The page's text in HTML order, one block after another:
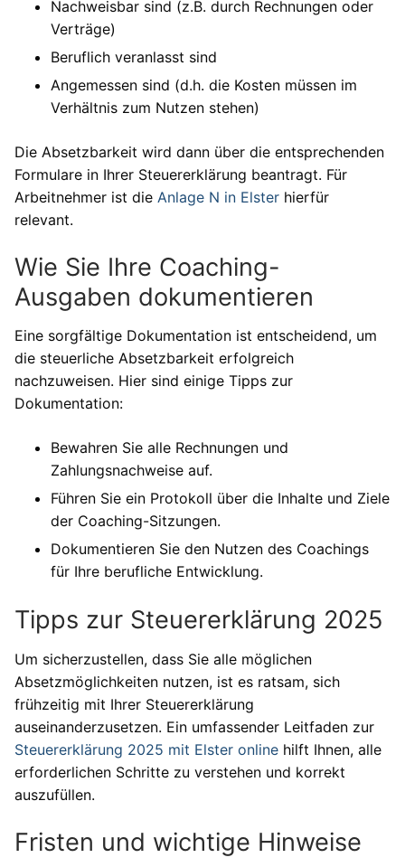
Nachweisbar sind (z.B. durch Rechnungen oder
Verträge)
Beruflich veranlasst sind
Angemessen sind (d.h. die Kosten müssen im
Verhältnis zum Nutzen stehen)
Die Absetzbarkeit wird dann über die entsprechenden
Formulare in Ihrer Steuererklärung beantragt. Für
Arbeitnehmer ist die Anlage N in Elster hierfür
relevant.
Wie Sie Ihre Coaching-
Ausgaben dokumentieren
Eine sorgfältige Dokumentation ist entscheidend, um
die steuerliche Absetzbarkeit erfolgreich
nachzuweisen. Hier sind einige Tipps zur
Dokumentation:
Bewahren Sie alle Rechnungen und
Zahlungsnachweise auf.
Führen Sie ein Protokoll über die Inhalte und Ziele
der Coaching-Sitzungen.
Dokumentieren Sie den Nutzen des Coachings
für Ihre berufliche Entwicklung.
Tipps zur Steuererklärung 2025
Um sicherzustellen, dass Sie alle möglichen
Absetzmöglichkeiten nutzen, ist es ratsam, sich
frühzeitig mit Ihrer Steuererklärung
auseinanderzusetzen. Ein umfassender Leitfaden zur
Steuererklärung 2025 mit Elster online hilft Ihnen, alle
erforderlichen Schritte zu verstehen und korrekt
auszufüllen.
Fristen und wichtige Hinweise